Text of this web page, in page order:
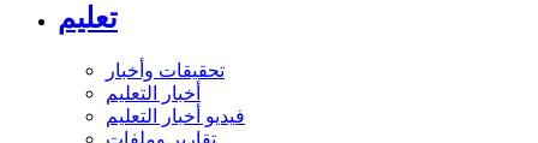
تعليم
تحقيقات وأخبار
أخبار التعليم
فيديو أخبار التعليم
تقارير وملفات